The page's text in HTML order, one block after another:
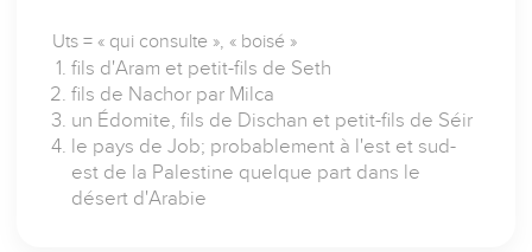
Uts = « qui consulte », « boisé »
fils d'Aram et petit-fils de Seth
fils de Nachor par Milca
un Édomite, fils de Dischan et petit-fils de Séir
le pays de Job; probablement à l'est et sud-
est de la Palestine quelque part dans le
désert d'Arabie